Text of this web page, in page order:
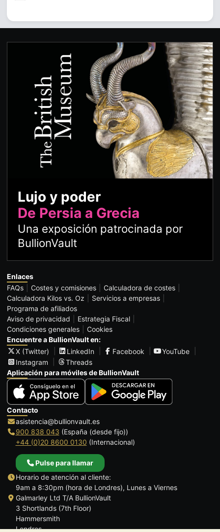
Lujo y poder
De Persia a Grecia
Una exposición patrocinada por
BullionVault
Enlaces
FAQs
Costes y comisiones
Calculadora de costes
Calculadora Kilos vs. Oz
Servicios a empresas
Programa de afiliados
Aviso de privacidad
Estrategia Fiscal
Condiciones generales
Cookies
Encuentre a BullionVault en:
X (Twitter)
LinkedIn Facebook
YouTube
Instagram
Threads
Aplicación para móviles de BullionVault
Contacto
asistencia@bullionvault.es
900 838 043 (España (desde fijo))
+44 (0)20 8600 0130 (Internacional)
Pulse para llamar
Horario de atención al cliente:
9am a 8:30pm (hora de Londres), Lunes a Viernes
Galmarley Ltd T/A BullionVault
3 Shortlands (7th Floor)
Hammersmith
Londres